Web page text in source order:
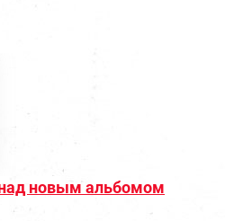
новым альбомом